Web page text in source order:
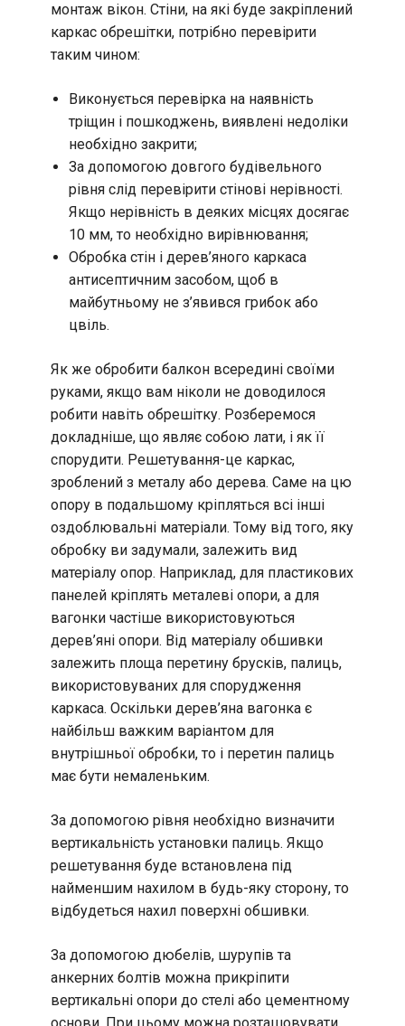
монтаж вікон. Стіни, на які буде закріплений
каркас обрешітки, потрібно перевірити
таким чином:
Виконується перевірка на наявність
тріщин і пошкоджень, виявлені недоліки
необхідно закрити;
За допомогою довгого будівельного
рівня слід перевірити стінові нерівності.
Якщо нерівність в деяких місцях досягає
10 мм, то необхідно вирівнювання;
Обробка стін і дерев’яного каркаса
антисептичним засобом, щоб в
майбутньому не з’явився грибок або
цвіль.
Як же обробити балкон всередині своїми
руками, якщо вам ніколи не доводилося
робити навіть обрешітку. Розберемося
докладніше, що являє собою лати, і як її
спорудити. Решетування-це каркас,
зроблений з металу або дерева. Саме на цю
опору в подальшому кріпляться всі інші
оздоблювальні матеріали. Тому від того, яку
обробку ви задумали, залежить вид
матеріалу опор. Наприклад, для пластикових
панелей кріплять металеві опори, а для
вагонки частіше використовуються
дерев’яні опори. Від матеріалу обшивки
залежить площа перетину брусків, палиць,
використовуваних для спорудження
каркаса. Оскільки дерев’яна вагонка є
найбільш важким варіантом для
внутрішньої обробки, то і перетин палиць
має бути немаленьким.
За допомогою рівня необхідно визначити
вертикальність установки палиць. Якщо
решетування буде встановлена під
найменшим нахилом в будь-яку сторону, то
відбудеться нахил поверхні обшивки.
За допомогою дюбелів, шурупів та
анкерних болтів можна прикріпити
вертикальні опори до стелі або цементному
основи. При цьому можна розташовувати